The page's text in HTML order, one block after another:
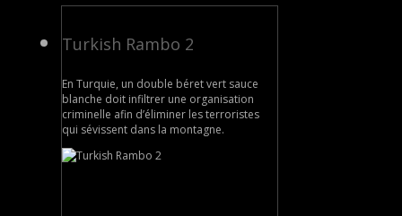
Turkish Rambo 2
En Turquie, un double béret vert sauce
blanche doit infiltrer une organisation
criminelle afin d’éliminer les terroristes
qui sévissent dans la montagne.